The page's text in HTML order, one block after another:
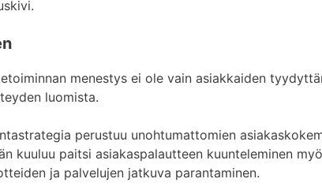
menestys ei ole vain asiakkaiden
luomista.
perustuu unohtumattomien
kuuluu paitsi asiakaspalautteen kuunteleminen
ja palvelujen jatkuva parantaminen.